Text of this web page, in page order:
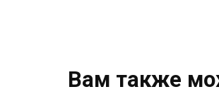
Вам также